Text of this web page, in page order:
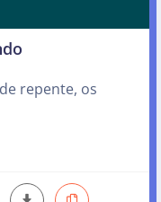
repente, os